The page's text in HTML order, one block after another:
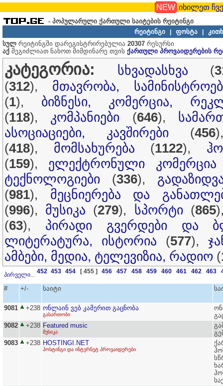
NEW იხილეთ
- პოპულარული ქართული საიტების რეიტინგი
რეიტინგი
ფოსტა
სულ რეიტინგში დარეგისტრირებულია 20307 რესურსი
აქ შეგიძლიათ ნახოთ მიმდინარე თვის ქართული პროვაიდერების
კატეგორია: სხვადასხვა (
(312), მთავრობა,
(1), ბიზნესი, კომერცია,
(118), კომპანიები (646),
ასოციაციები, კავშირები (456
(418), მომსახურება (1122),
(159), ელექტრონული კომერცია
ტექნოლოგიები (336),
(981), მეცნიერება და
(996), მუსიკა (279), სპორტი(865
(63), პირადი გვერდები და
ლიტერატურა, ისტორია (577),
ამბები, მედია, ტელევიზია, რადიო (
პირველი... 452 453 454 [ 455 ] 456 457 458 459 460 461 462 463
# +/- საიტი
9081 +238 ონლაინ ვებ კამერით გაცნობა
გასართობი
9082
+238 Featured music
მუსიკა
9083
+238 HOSTINGI.NET
ჰოსტინგი და ინტერნეტ პროვაიდერები